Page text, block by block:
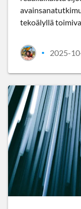
tekoälyllä
• 2025-